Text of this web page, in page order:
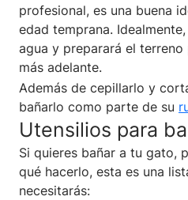
profesional, es una buena
edad temprana.
agua y preparará el
más adelante.
Además de cepillarlo y
bañarlo como parte de su
Utensilios para
Si quieres bañar a tu gato,
qué hacerlo, esta es una
necesitarás: